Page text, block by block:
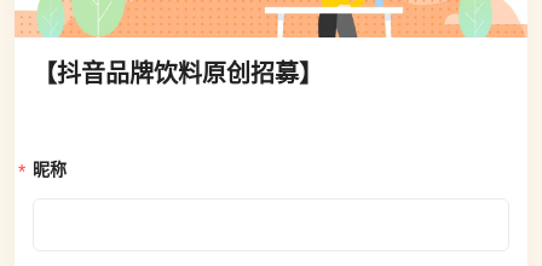
【抖音品牌饮料原创招募】
昵称